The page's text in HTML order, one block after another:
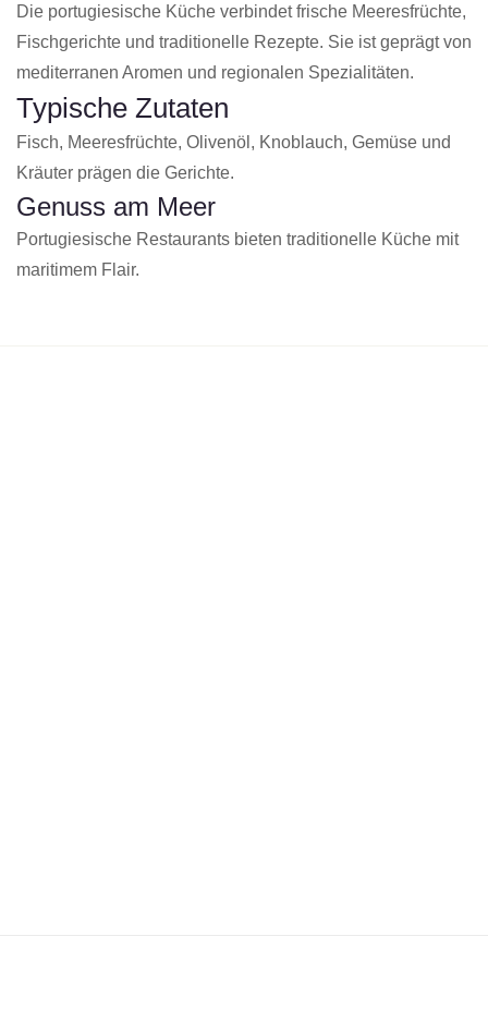
Die portugiesische Küche verbindet frische Meeresfrüchte,
Fischgerichte und traditionelle Rezepte. Sie ist geprägt von
mediterranen Aromen und regionalen Spezialitäten.
Typische Zutaten
Fisch, Meeresfrüchte, Olivenöl, Knoblauch, Gemüse und
Kräuter prägen die Gerichte.
Genuss am Meer
Portugiesische Restaurants bieten traditionelle Küche mit
maritimem Flair.